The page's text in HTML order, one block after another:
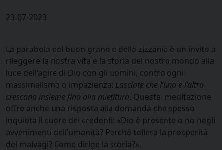
23-07-2023
La parabola del buon grano e della zizzania è un invito a
rileggere la nostra vita e la storia del nostro mondo alla
luce dell’agire di Dio con gli uomini, contro ogni
massimalismo o impazienza: Lasciate che l’una e l’altro
crescano insieme fino alla mietitura. Questa meditazione
offre anche una risposta alla domanda che spesso
inquieta il cuore dei credenti: «Dio è presente o no negli
avvenimenti dell’umanità? Perché tollera la prosperità
dei malvagi? Come dirige la storia?».